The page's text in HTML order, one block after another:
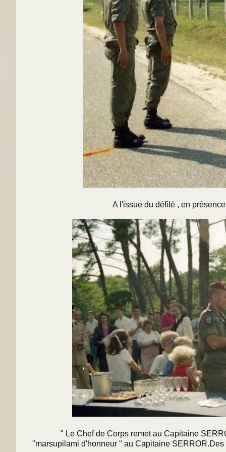
A l'issue du défilé , en présence du
" Le Chef de Corps remet au Capitaine SERROR
"marsupilami d'honneur " au Capitaine